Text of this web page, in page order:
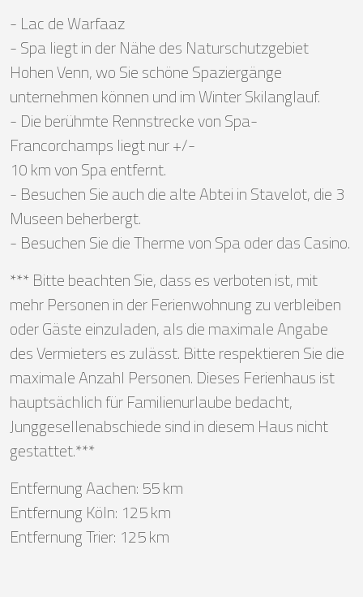
- Lac de Warfaaz
- Spa liegt in der Nähe des Naturschutzgebiet
Hohen Venn, wo Sie schöne Spaziergänge
unternehmen können und im Winter Skilanglauf.
- Die berühmte Rennstrecke von Spa-
Francorchamps liegt nur +/-
10 km von Spa entfernt.
- Besuchen Sie auch die alte Abtei in Stavelot, die 3
Museen beherbergt.
- Besuchen Sie die Therme von Spa oder das Casino.
*** Bitte beachten Sie, dass es verboten ist, mit
mehr Personen in der Ferienwohnung zu verbleiben
oder Gäste einzuladen, als die maximale Angabe
des Vermieters es zulässt. Bitte respektieren Sie die
maximale Anzahl Personen. Dieses Ferienhaus ist
hauptsächlich für Familienurlaube bedacht,
Junggesellenabschiede sind in diesem Haus nicht
gestattet.***
Entfernung Aachen: 55 km
Entfernung Köln: 125 km
Entfernung Trier: 125 km